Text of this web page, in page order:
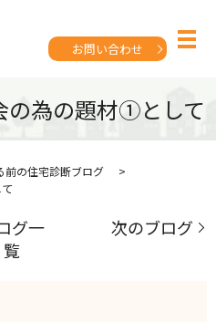
お問い合わせ
の為の題材①として
前の住宅診断ブログ
グ一
覧
次のブログ